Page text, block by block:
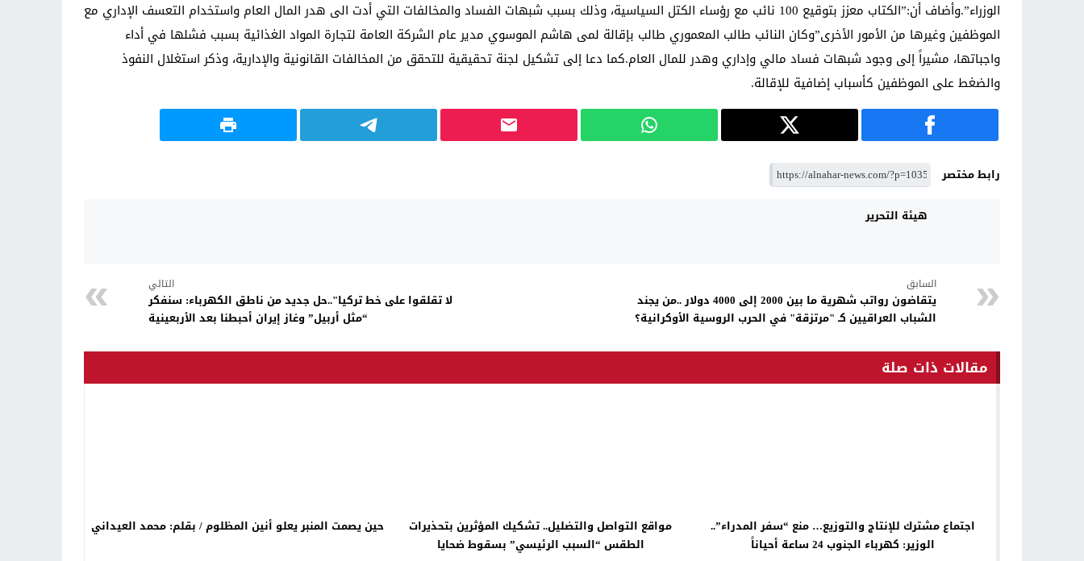
الوزراء”.وأضاف أن:”الكتاب معزز بتوقيع 100 نائب مع رؤساء الكتل السياسية، وذلك بسبب شبهات الفساد والمخالفات التي أدت الى هدر المال العام واستخدام التعسف الإداري مع
الموظفين وغيرها من الأمور الأخرى”وكان النائب طالب المعموري طالب بإقالة لمى هاشم الموسوي مدير عام الشركة العامة لتجارة المواد الغذائية بسبب فشلها في أداء
واجباتها، مشيراً إلى وجود شبهات فساد مالي وإداري وهدر للمال العام.كما دعا إلى تشكيل لجنة تحقيقية للتحقق من المخالفات القانونية والإدارية، وذكر استغلال النفوذ
والضغط على الموظفين كأسباب إضافية للإقالة.
رابط مختصر
هيئة التحرير
السابق
يتقاضون رواتب شهرية ما بين 2000 إلى 4000 دولار ..من يجند
الشباب العراقيين كـ "مرتزقة" في الحرب الروسية الأوكرانية؟
التالي
لا تقلقوا على خط تركيا"..حل جديد من ناطق الكهرباء: سنفكر
“مثل أربيل” وغاز إيران أحبطنا بعد الأربعينية
مقالات ذات صلة
اجتماع مشترك للإنتاج والتوزيع… منع “سفر المدراء”..
الوزير: كهرباء الجنوب 24 ساعة أحياناً
مواقع التواصل والتضليل.. تشكيك المؤثرين بتحذيرات
الطقس “السبب الرئيسي” بسقوط ضحايا
حين يصمت المنبر يعلو أنين المظلوم / بقلم: محمد العيداني